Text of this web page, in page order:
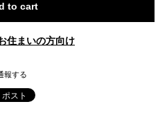
to cart
住まいの方向け
報する